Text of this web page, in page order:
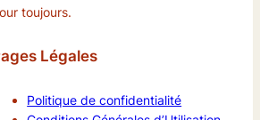
toujours.
Légales
Politique de confidentialité